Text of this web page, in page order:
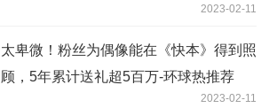
2023-02-11
太卑微！粉丝为偶像能在《快本》得到照
顾，5年累计送礼超5百万-环球热推荐
2023-02-11